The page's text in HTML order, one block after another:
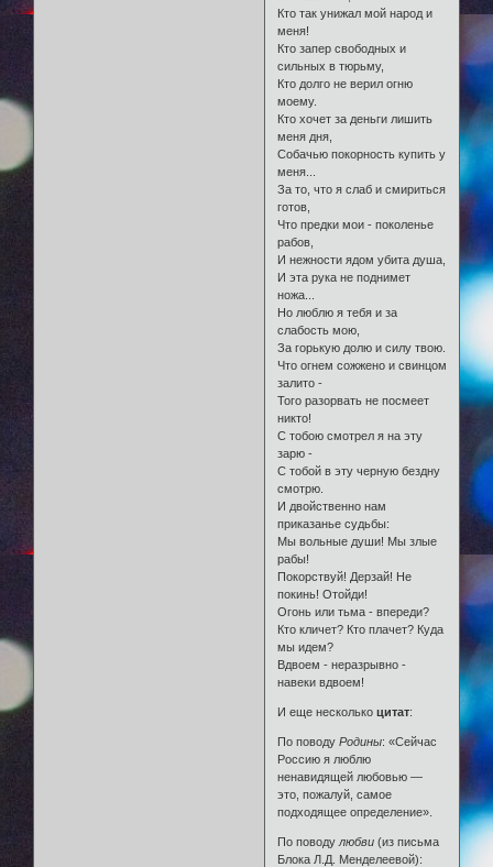
Кто так унижал мой народ и
меня!
Кто запер свободных и
сильных в тюрьму,
Кто долго не верил огню
моему.
Кто хочет за деньги лишить
меня дня,
Собачью покорность купить у
меня...
За то, что я слаб и смириться
готов,
Что предки мои - поколенье
рабов,
И нежности ядом убита душа,
И эта рука не поднимет
ножа...
Но люблю я тебя и за
слабость мою,
За горькую долю и силу твою.
Что огнем сожжено и свинцом
залито -
Того разорвать не посмеет
никто!
С тобою смотрел я на эту
зарю -
С тобой в эту черную бездну
смотрю.
И двойственно нам
приказанье судьбы:
Мы вольные души! Мы злые
рабы!
Покорствуй! Дерзай! Не
покинь! Отойди!
Огонь или тьма - впереди?
Кто кличет? Кто плачет? Куда
мы идем?
Вдвоем - неразрывно -
навеки вдвоем!
И еще несколькоцитат:
По поводуРодины: «Сейчас
Россию я люблю
ненавидящей любовью —
это, пожалуй, самое
подходящее определение».
По поводулюбви (из письма
Блока Л.Д. Менделеевой):